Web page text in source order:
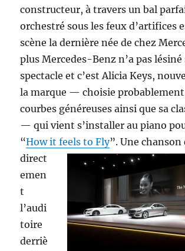
constructeur, à travers un bal
orchestré sous les feux d’artifices
scène la dernière née de chez
plus Mercedes-Benz n’a pas lésiné
spectacle et c’est Alicia Keys,
la marque — choisie probablement
courbes généreuses ainsi que sa
— qui vient s’installer au piano
“How it feels to Fly”. Une
direct
emen
t
l’audi
toire
derriè